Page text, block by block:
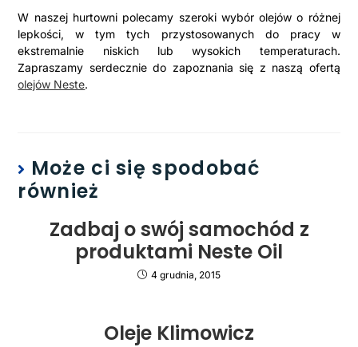
W naszej hurtowni polecamy szeroki wybór olejów o różnej
lepkości, w tym tych przystosowanych do pracy w
ekstremalnie niskich lub wysokich temperaturach.
Zapraszamy serdecznie do zapoznania się z naszą ofertą
olejów Neste.
Może ci się spodobać
również
Zadbaj o swój samochód z
produktami Neste Oil
4 grudnia, 2015
Oleje Klimowicz